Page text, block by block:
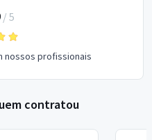
/ 5
nossos profissionais
contratou